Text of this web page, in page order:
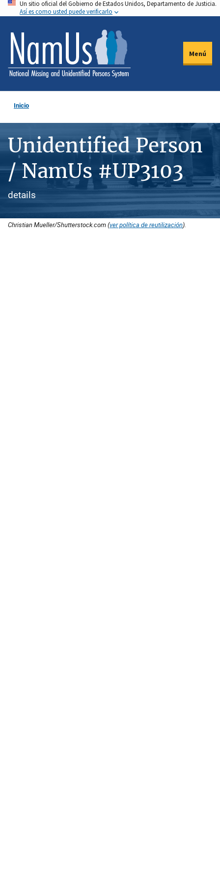
Pasar
al
contenido
principal
Un sitio oficial del Gobierno de Estados Unidos, Departamento de Justicia.
Así es como usted puede verificarlo
Menú
Inicio
Unidentified Person
/ NamUs #UP3103
details
Christian Mueller/Shutterstock.com (ver política de reutilización).